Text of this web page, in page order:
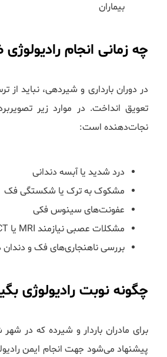
بیماران
چه زمانی انجام
در دوران بارداری و شیردهی، نباید از
تعویق انداخت. در موارد زیر
نجات‌دهنده است:
درد شدید یا آبسه دندانی
مشکوک به ترک یا شکستگی فک
عفونت‌های سینوس فکی
مشکلات عصبی نیازمند MRI یا CT
بررسی ناهنجاری‌های فک و دندان
چگونه نوبت رادیولوژی
برای مادران باردار و شیرده که در
پیشنهاد می‌شود جهت انجام ایمن